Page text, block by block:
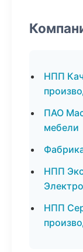
НПП
ПАО
мебели
НПП
НПП